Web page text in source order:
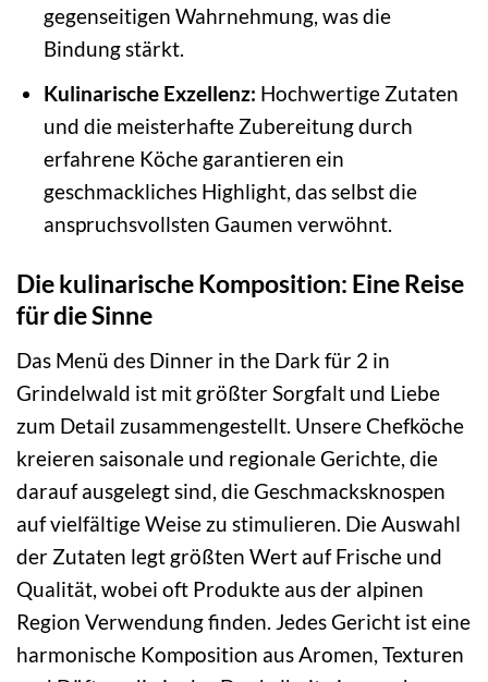
gegenseitigen Wahrnehmung, was die
Bindung stärkt.
Kulinarische Exzellenz: Hochwertige Zutaten
und die meisterhafte Zubereitung durch
erfahrene Köche garantieren ein
geschmackliches Highlight, das selbst die
anspruchsvollsten Gaumen verwöhnt.
Die kulinarische Komposition: Eine Reise
für die Sinne
Das Menü des Dinner in the Dark für 2 in
Grindelwald ist mit größter Sorgfalt und Liebe
zum Detail zusammengestellt. Unsere Chefköche
kreieren saisonale und regionale Gerichte, die
darauf ausgelegt sind, die Geschmacksknospen
auf vielfältige Weise zu stimulieren. Die Auswahl
der Zutaten legt größten Wert auf Frische und
Qualität, wobei oft Produkte aus der alpinen
Region Verwendung finden. Jedes Gericht ist eine
harmonische Komposition aus Aromen, Texturen